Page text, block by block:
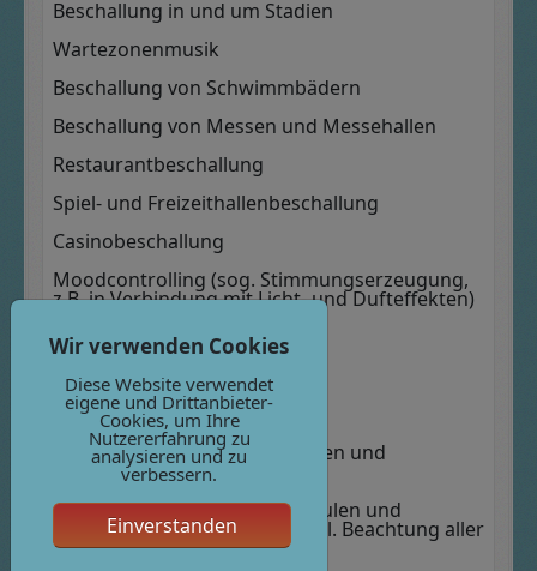
Wir verwenden Cookies
Diese Website verwendet
eigene und Drittanbieter-
Cookies, um Ihre
Nutzererfahrung zu
analysieren und zu
verbessern.
Einverstanden
Beschallung in und um Stadien
Wartezonenmusik
Beschallung von Schwimmbädern
Beschallung von Messen und Messehallen
Restaurantbeschallung
Spiel- und Freizeithallenbeschallung
Casinobeschallung
Moodcontrolling (sog. Stimmungserzeugung,
z.B. in Verbindung mit Licht- und Dufteffekten)
Infostände
Kassendurchsagesysteme
Kantinenbeschallung
Beschallung von Einkaufzentren und
Freiflächen
Beschallung in Behörden, Schulen und
öffentlichen Einrichtungen inkl. Beachtung aller
Vorschriften und Auflagen.